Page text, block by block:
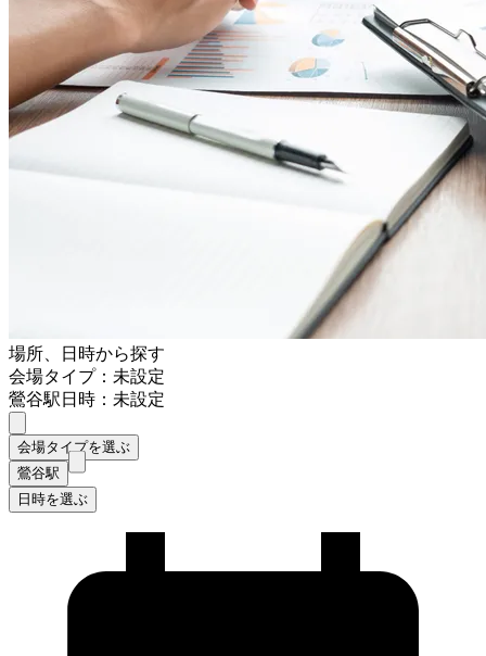
場所、日時から探す
会場タイプ：未設定
鶯谷駅日時：未設定
会場タイプを選ぶ
鶯谷駅
日時を選ぶ